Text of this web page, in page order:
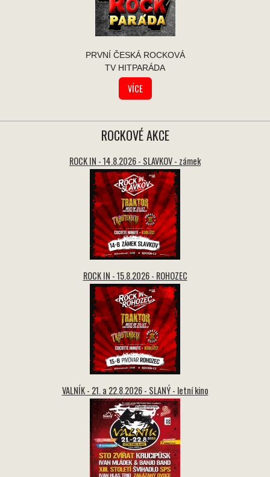
PRVNÍ ČESKÁ ROCKOVÁ
TV HITPARÁDA
VÍCE
ROCKOVÉ AKCE
ROCK IN - 14.8.2026 - SLAVKOV - zámek
ROCK IN - 15.8.2026 - ROHOZEC
VALNÍK - 21. a 22.8.2026 - SLANÝ - letní kino